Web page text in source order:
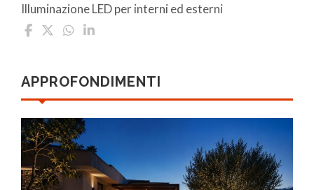
Illuminazione LED per interni ed esterni
APPROFONDIMENTI